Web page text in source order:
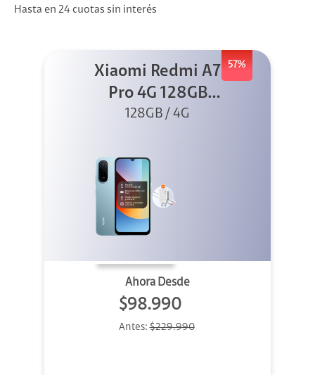
Hasta en 24 cuotas sin interés
57%
Xiaomi Redmi A7
Pro 4G 128GB
Azul + Cargador
128GB / 4G
Ahora Desde
$98.990
Antes:$229.990